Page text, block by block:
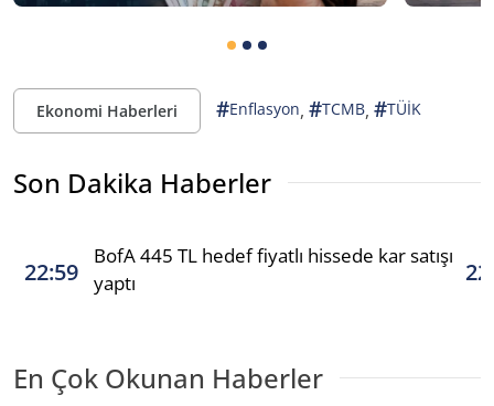
Ekonomi Haberleri #Enflasyon, #TCMB, #TÜİK
Son Dakika Haberler
22:59
BofA 445 TL hedef fiyatlı hissede kar satışı
yaptı
En Çok Okunan Haberler